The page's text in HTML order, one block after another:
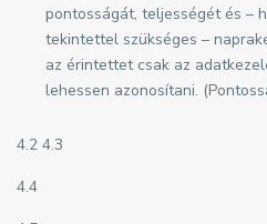
pontosságát, teljességét és –
tekintettel szükséges –
az érintettet csak az
lehessen azonosítani.
4.2 4.3
4.4